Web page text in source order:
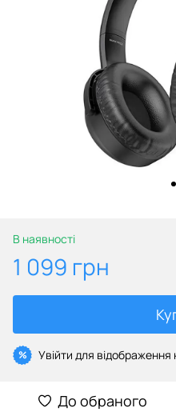
В наявності
1 099 грн
% Увійти для відображення
До обраного